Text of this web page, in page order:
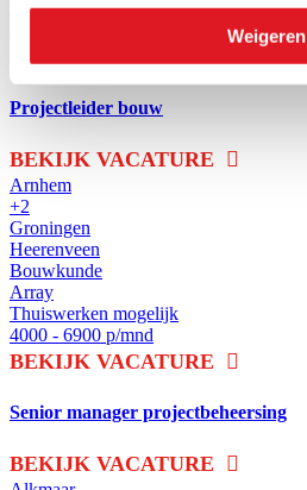
Weigeren
Array
BEKIJK VACATURE
Projectleider bouw
BEKIJK VACATURE
Arnhem
+2
Groningen
Heerenveen
Bouwkunde
Array
Thuiswerken mogelijk
4000 - 6900 p/mnd
BEKIJK VACATURE
Senior manager projectbeheersing
BEKIJK VACATURE